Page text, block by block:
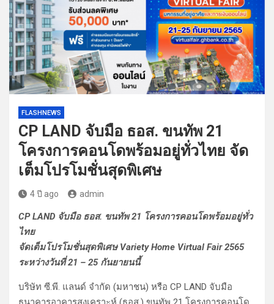
FLASHNEWS
CP LAND จับมือ ธอส. ขนทัพ 21
โครงการคอนโดพร้อมอยู่ทั่วไทย จัด
เต็มโปรโมชั่นสุดพิเศษ
4 ปี ago admin
CP LAND จับมือ ธอส. ขนทัพ 21 โครงการคอนโดพร้อมอยู่ทั่ว
ไทย
จัดเต็มโปรโมชั่นสุดพิเศษ Variety Home Virtual Fair 2565
ระหว่างวันที่ 21 – 25 กันยายนนี้
บริษัท ซี.พี. แลนด์ จำกัด (มหาชน) หรือ CP LAND จับมือ